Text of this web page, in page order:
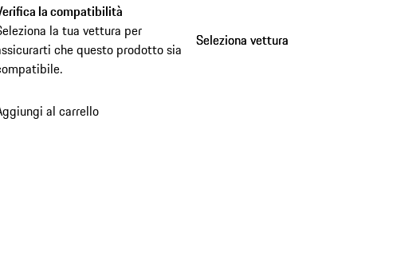
la compatibilità
la tua vettura per
che questo prodotto sia
Seleziona vettura
Seleziona vettura
al carrello